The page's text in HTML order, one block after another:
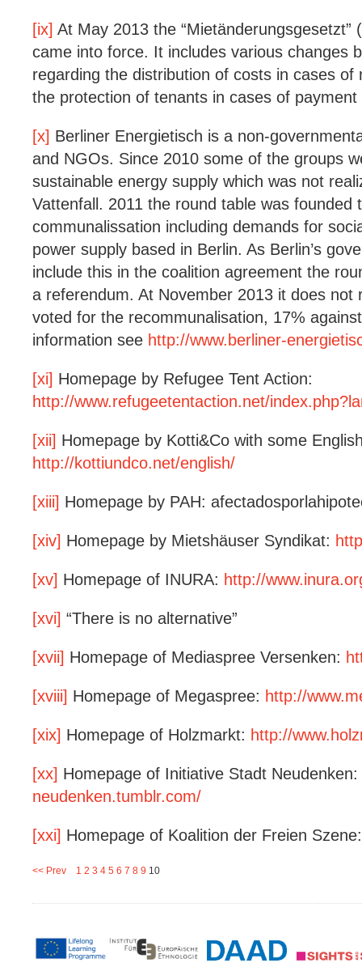
[ix] At May 2013 the
came into force. It includes various changes
regarding the distribution of costs in cases of
the protection of tenants in cases of
[x] Berliner Energietisch is a non-
and NGOs. Since 2010 some of the groups
sustainable energy supply which was not
Vattenfall. 2011 the round table was founded
communalissation including demands for
power supply based in Berlin. As Berlin’s
include this in the coalition agreement the
a referendum. At November 2013 it does not
voted for the recommunalisation, 17%
information see http://www.berliner-
[xi] Homepage by Refugee Tent Action:
http://www.refugeetentaction.net/
[xii] Homepage by Kotti&Co with some
http://kottiundco.net/english/
[xiii] Homepage by PAH:
[xiv] Homepage by Mietshäuser Syndikat:
[xv] Homepage of INURA: http://
[xvi] “There is no alternative”
[xvii] Homepage of Mediaspree Versenken:
[xviii] Homepage of Megaspree: http://
[xix] Homepage of Holzmarkt: http://
[xx] Homepage of Initiative Stadt Neudenken:
neudenken.tumblr.com/
[xxi] Homepage of Koalition der Freien
<< Prev 1 2 3 4 5 6 7 8 9 10